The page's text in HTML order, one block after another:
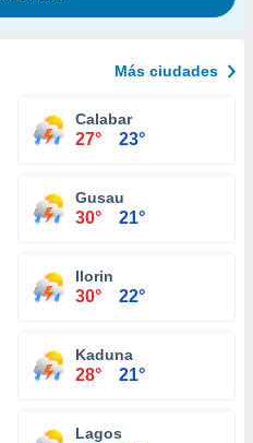
Más ciudades
Calabar
27° 23°
Gusau
30° 21°
Ilorin
30° 22°
Kaduna
28° 21°
Lagos